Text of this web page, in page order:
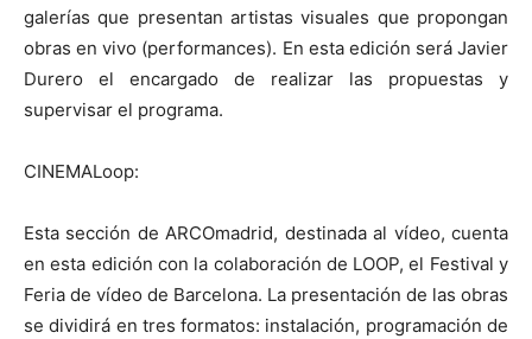
galerías que presentan artistas visuales que propongan
obras en vivo (performances). En esta edición será Javier
Durero el encargado de realizar las propuestas y
supervisar el programa.
CINEMALoop:
Esta sección de ARCOmadrid, destinada al vídeo, cuenta
en esta edición con la colaboración de LOOP, el Festival y
Feria de vídeo de Barcelona. La presentación de las obras
se dividirá en tres formatos: instalación, programación de